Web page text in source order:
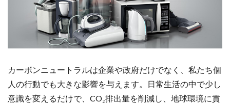
カーボンニュートラルは企業や政府だけでなく、私たち個
人の行動でも大きな影響を与えます。日常生活の中で少し
意識を変えるだけで、CO₂排出量を削減し、地球環境に貢